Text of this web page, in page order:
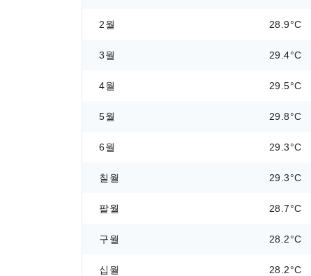
2월 28.9°C
3월 29.4°C
4월 29.5°C
5월 29.8°C
6월 29.3°C
칠월 29.3°C
팔월 28.7°C
구월 28.2°C
십월 28.2°C